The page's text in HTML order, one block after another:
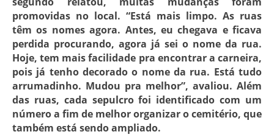
promovidas no local. “Está mais limpo. As ruas
têm os nomes agora. Antes, eu chegava e ficava
perdida procurando, agora já sei o nome da rua.
Hoje, tem mais facilidade pra encontrar a carneira,
pois já tenho decorado o nome da rua. Está tudo
arrumadinho. Mudou pra melhor”, avaliou. Além
das ruas, cada sepulcro foi identificado com um
número a fim de melhor organizar o cemitério, que
também está sendo ampliado.